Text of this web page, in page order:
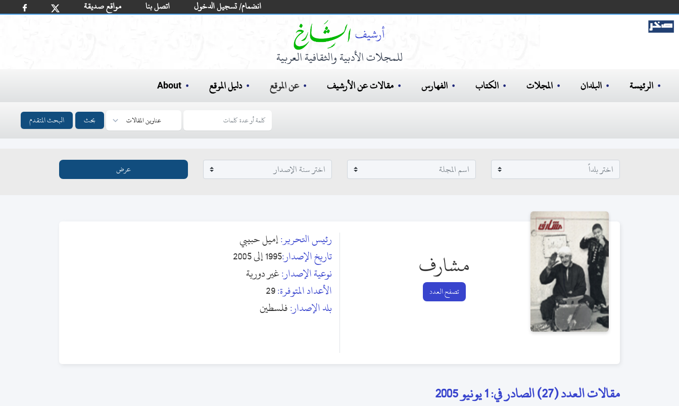
مواقع صديقة اتصل بنا انضمام/ تسجيل الدخول
للمجلات الأدبية والثقافية العربية
الرئيسة البلدان المجلات الكتاب الفهارس مقالات عن الأرشيف عن الموقع دليل الموقع About
بحث البحث المتقدم
مشارف
تصفح العدد
رئيس التحرير:إميل حبيبي
تاريخ الإصدار:1995 إلى 2005
نوعية الإصدار:غير دورية
الأعداد المتوفرة:29
بلد الإصدار:فلسطين
مقالات العدد (27) الصادر في: 1 يونيو 2005